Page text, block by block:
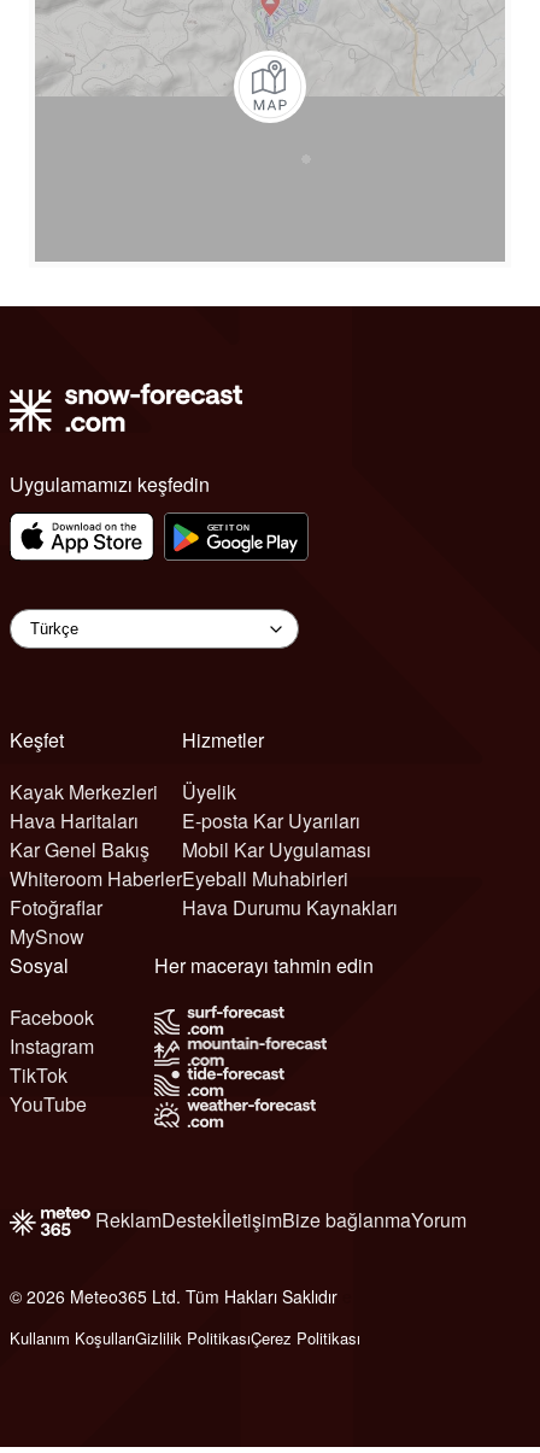
Uygulamamızı keşfedin
Keşfet
Kayak Merkezleri
Hava Haritaları
Kar Genel Bakış
Whiteroom Haberler
Fotoğraflar
MySnow
Hizmetler
Üyelik
E-posta Kar Uyarıları
Mobil Kar Uygulaması
Eyeball Muhabirleri
Hava Durumu Kaynakları
Sosyal
Facebook
Instagram
TikTok
YouTube
Her macerayı tahmin edin
ReklamDestekİletişimBize bağlanmaYorum
© 2026 Meteo365 Ltd. Tüm Hakları Saklıdır
Kullanım KoşullarıGizlilik PolitikasıÇerez Politikası